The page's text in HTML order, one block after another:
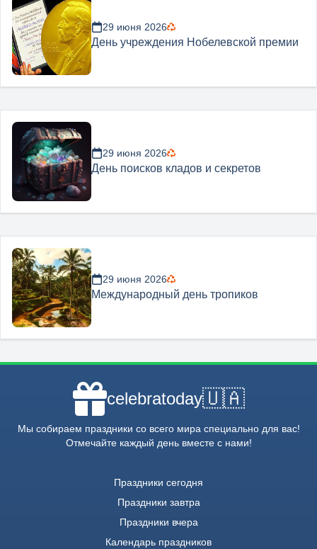
29 июня 2026
День учреждения Нобелевской премии
29 июня 2026
День поисков кладов и секретов
29 июня 2026
Международный день тропиков
celebratoday🇺🇦
Мы собираем праздники со всего мира специально для вас!
Отмечайте каждый день вместе с нами!
Праздники сегодня
Праздники завтра
Праздники вчера
Календарь праздников